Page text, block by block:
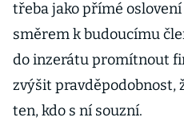
třeba jako přímé
směrem k budoucímu
do inzerátu promítnout
zvýšit pravděpodobnost,
ten, kdo s ní souzní.